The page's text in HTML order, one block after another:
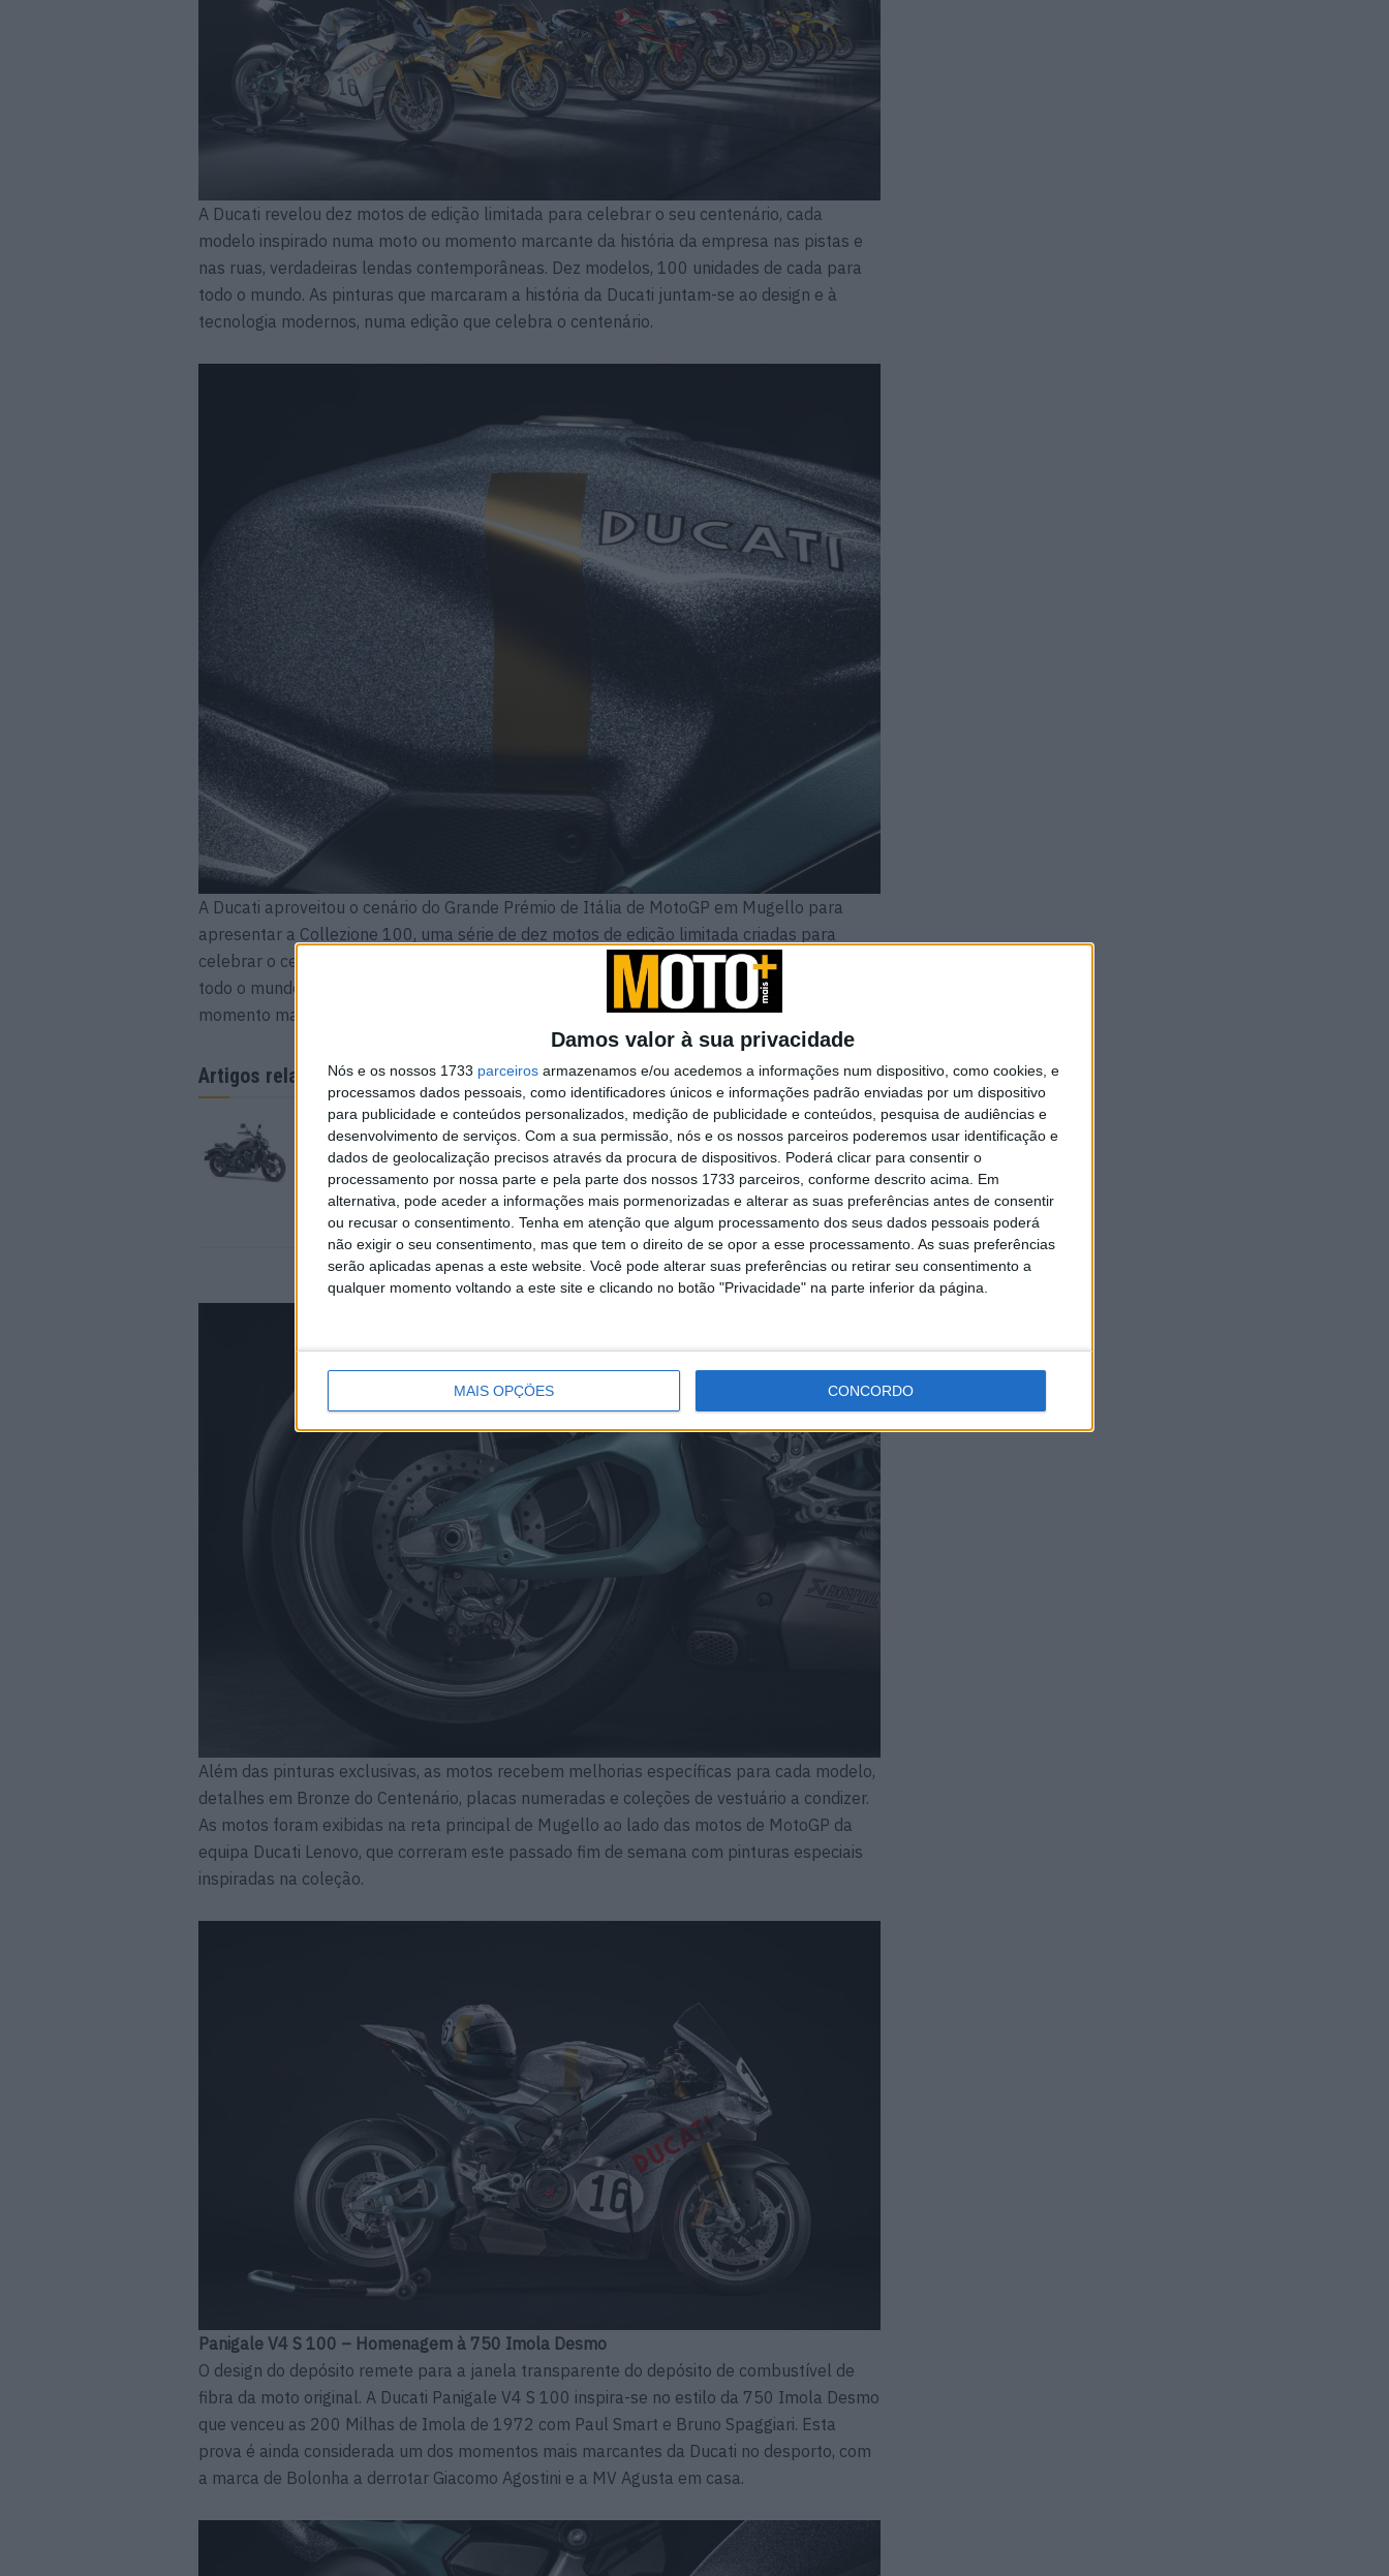
Damos valor à sua privacidade
Nós e os nossos 1733 parceiros armazenamos e/ou acedemos a informações num dispositivo, como cookies, e
processamos dados pessoais, como identificadores únicos e informações padrão enviadas por um dispositivo
para publicidade e conteúdos personalizados, medição de publicidade e conteúdos, pesquisa de audiências e
desenvolvimento de serviços. Com a sua permissão, nós e os nossos parceiros poderemos usar identificação e
dados de geolocalização precisos através da procura de dispositivos. Poderá clicar para consentir o
processamento por nossa parte e pela parte dos nossos 1733 parceiros, conforme descrito acima. Em
alternativa, pode aceder a informações mais pormenorizadas e alterar as suas preferências antes de consentir
ou recusar o consentimento. Tenha em atenção que algum processamento dos seus dados pessoais poderá
não exigir o seu consentimento, mas que tem o direito de se opor a esse processamento. As suas preferências
serão aplicadas apenas a este website. Você pode alterar suas preferências ou retirar seu consentimento a
qualquer momento voltando a este site e clicando no botão "Privacidade" na parte inferior da página.
MAIS OPÇÕES CONCORDO
A Ducati revelou dez motos de edição limitada para celebrar o seu centenário, cada
modelo inspirado numa moto ou momento marcante da história da empresa nas pistas e
nas ruas, verdadeiras lendas contemporâneas. Dez modelos, 100 unidades de cada para
todo o mundo. As pinturas que marcaram a história da Ducati juntam-se ao design e à
tecnologia modernos, numa edição que celebra o centenário.
A Ducati aproveitou o cenário do Grande Prémio de Itália de MotoGP em Mugello para
apresentar a Collezione 100, uma série de dez motos de edição limitada criadas para
celebrar o centenário da empresa. Cada moto da coleção está limitada a 100 unidades em
todo o mundo, e cada modelo é inspirado numa máquina Ducati significativa ou num
momento marcante da história da empresa.
Artigos relacionados
A lenda da Vulcan continua
em 2027
Honda reuniu Africa Twin em
passeio ao Norte
6 AGOSTO, 2026
Além das pinturas exclusivas, as motos recebem melhorias específicas para cada modelo,
detalhes em Bronze do Centenário, placas numeradas e coleções de vestuário a condizer.
As motos foram exibidas na reta principal de Mugello ao lado das motos de MotoGP da
equipa Ducati Lenovo, que correram este passado fim de semana com pinturas especiais
inspiradas na coleção.
Panigale V4 S 100 – Homenagem à 750 Imola Desmo
O design do depósito remete para a janela transparente do depósito de combustível de
fibra da moto original. A Ducati Panigale V4 S 100 inspira-se no estilo da 750 Imola Desmo
que venceu as 200 Milhas de Imola de 1972 com Paul Smart e Bruno Spaggiari. Esta
prova é ainda considerada um dos momentos mais marcantes da Ducati no desporto, com
a marca de Bolonha a derrotar Giacomo Agostini e a MV Agusta em casa.